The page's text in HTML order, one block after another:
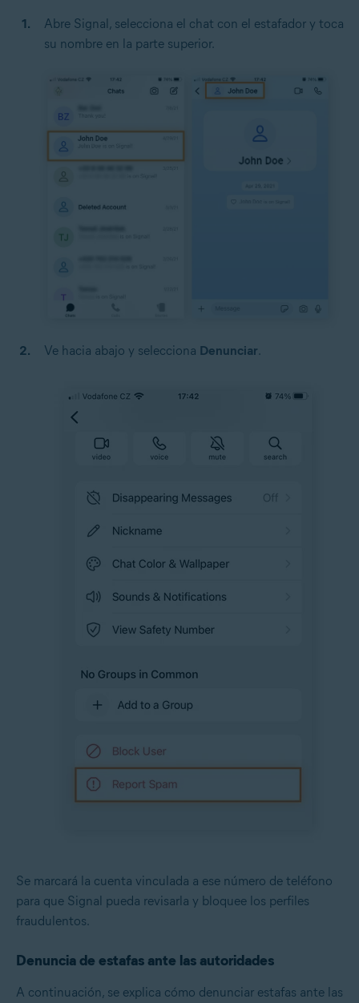
Abre Signal, selecciona el chat con el estafador y toca
su nombre en la parte superior.
Ve hacia abajo y selecciona Denunciar.
Se marcará la cuenta vinculada a ese número de teléfono
para que Signal pueda revisarla y bloquee los perfiles
fraudulentos.
Denuncia de estafas ante las autoridades
A continuación, se explica cómo denunciar estafas ante las